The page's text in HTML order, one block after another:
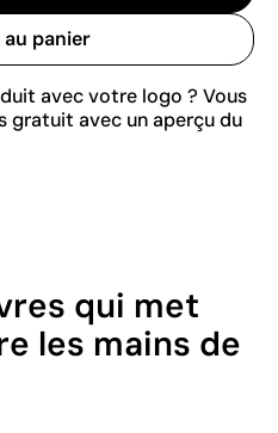
panier
avec votre logo ? Vous
gratuit avec un aperçu du
qui met
les mains de